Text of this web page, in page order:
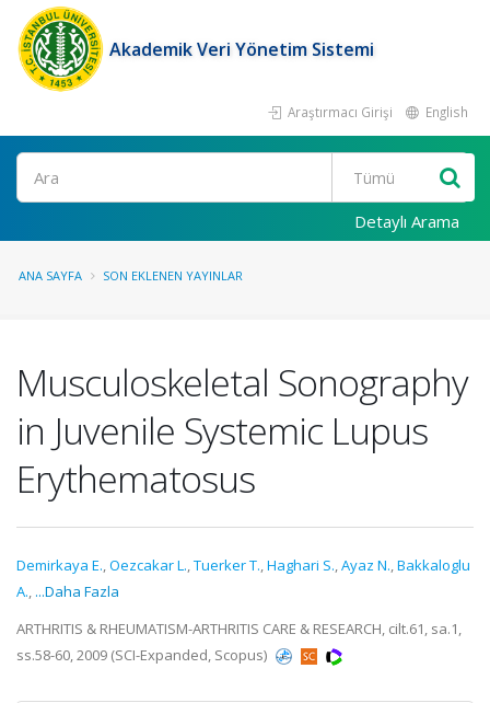
Akademik Veri Yönetim Sistemi
Araştırmacı Girişi English
Ara
Detaylı Arama
ANA SAYFA SON EKLENEN YAYINLAR
Musculoskeletal Sonography
in Juvenile Systemic Lupus
Erythematosus
Demirkaya E.,Oezcakar L.,Tuerker T.,Haghari S.,Ayaz N.,Bakkaloglu
A., ...Daha Fazla
ARTHRITIS & RHEUMATISM-ARTHRITIS CARE & RESEARCH, cilt.61, sa.1,
ss.58-60, 2009 (SCI-Expanded, Scopus)